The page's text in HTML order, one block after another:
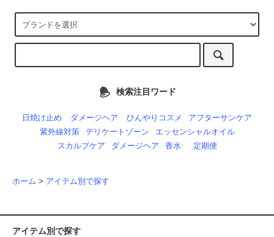
検索注目ワード
日焼け止め ダメージヘア ひんやりコスメ
アフターサンケア
紫外線対策
デリケートゾーン
エッセンシャルオイル
スカルプケア
ダメージヘア 香水 定期便
ホーム > アイテム別で探す
アイテム別で探す